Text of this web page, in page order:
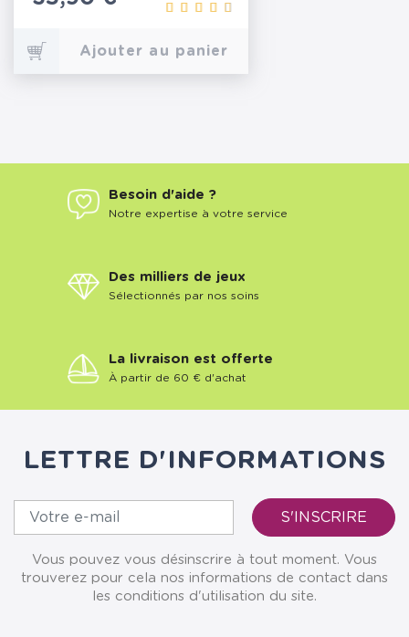
Ajouter au panier
Besoin d'aide ?
Notre expertise à votre service
Des milliers de jeux
Sélectionnés par nos soins
La livraison est offerte
À partir de 60 € d'achat
LETTRE D'INFORMATIONS
Vous pouvez vous désinscrire à tout moment. Vous
trouverez pour cela nos informations de contact dans
les conditions d'utilisation du site.